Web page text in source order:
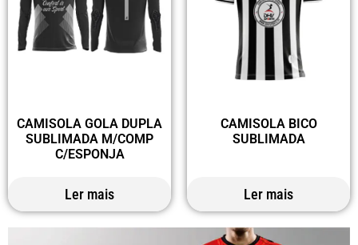
CAMISOLA GOLA DUPLA
SUBLIMADA M/COMP
C/ESPONJA
Ler mais
CAMISOLA BICO
SUBLIMADA
Ler mais